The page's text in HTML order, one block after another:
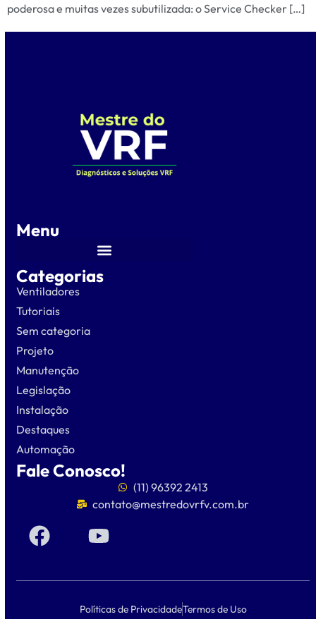
poderosa e muitas vezes subutilizada: o Service Checker […]
Menu
Categorias
Ventiladores
Tutoriais
Sem categoria
Projeto
Manutenção
Legislação
Instalação
Destaques
Automação
Fale Conosco!
(11) 96392 2413
contato@mestredovrfv.com.br
Políticas de PrivacidadeTermos de Uso